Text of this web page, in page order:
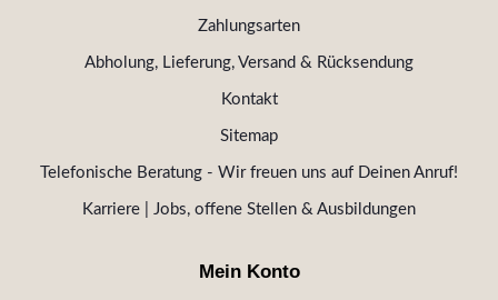
Zahlungsarten
Abholung, Lieferung, Versand & Rücksendung
Kontakt
Sitemap
Telefonische Beratung - Wir freuen uns auf Deinen Anruf!
Karriere | Jobs, offene Stellen & Ausbildungen
Mein Konto